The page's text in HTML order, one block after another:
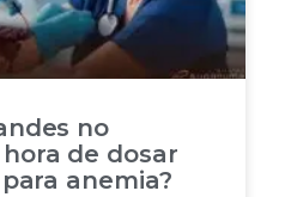
no
de dosar
anemia?